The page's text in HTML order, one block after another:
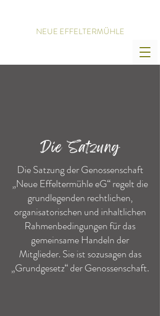
NEUE EFFELTERMÜHLE
Die Satzung
Die Satzung der Genossenschaft
„Neue Effeltermühle eG“ regelt die
grundlegenden rechtlichen,
organisatorischen und inhaltlichen
Rahmenbedingungen für das
gemeinsame Handeln der
Mitglieder. Sie ist sozusagen das
„Grundgesetz“ der Genossenschaft.